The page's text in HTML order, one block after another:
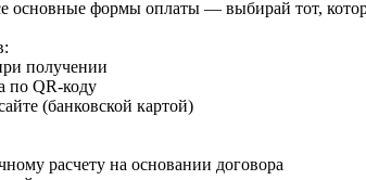
основные формы оплаты — выбирай тот,
получении
по QR-коду
(банковской картой)
расчету на основании договора